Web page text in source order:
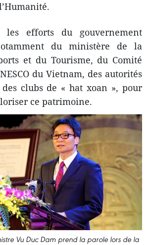
efforts du gouvernement
du ​ministère de la
et du Tourisme, du Comité
du Vietnam, des autorités
clubs de « hat xoan », pour
ce patrimoine.
Vu Duc Dam prend la parole lors de la